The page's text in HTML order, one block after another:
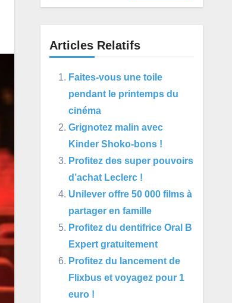
Articles Relatifs
Faites-vous une toile
pendant le printemps du
cinéma
Grignotez malin avec
Kinder Shoko-bons !
Profitez des super pouvoirs
d’achat Leclerc !
Unilever offre 50 000 films à
partager en famille
Profitez du dentifrice Oral B
Expert gratuitement
Profitez du lancement de
Flixbus et voyagez pour 1
euro !